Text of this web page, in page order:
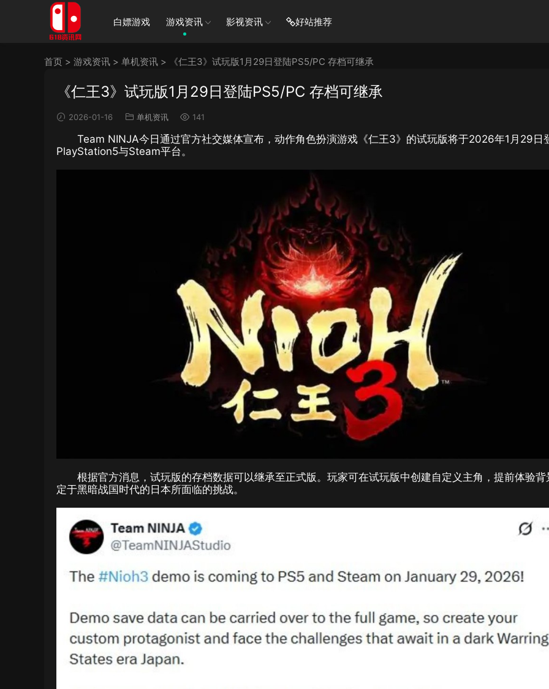
白嫖游戏 游戏资讯 影视资讯 好站推荐
首页 > 游戏资讯 > 单机资讯 > 《仁王3》试玩版1月29日登陆PS5/PC 存档可继承
《仁王3》试玩版1月29日登陆PS5/PC 存档可继承
2026-01-16 单机资讯 141
Team NINJA今日通过官方社交媒体宣布，动作角色扮演游戏《仁王3》的试玩版将于2026年1月29日
PlayStation5与Steam平台。
根据官方消息，试玩版的存档数据可以继承至正式版。玩家可在试玩版中创建自定义主角，提前体验背
定于黑暗战国时代的日本所面临的挑战。